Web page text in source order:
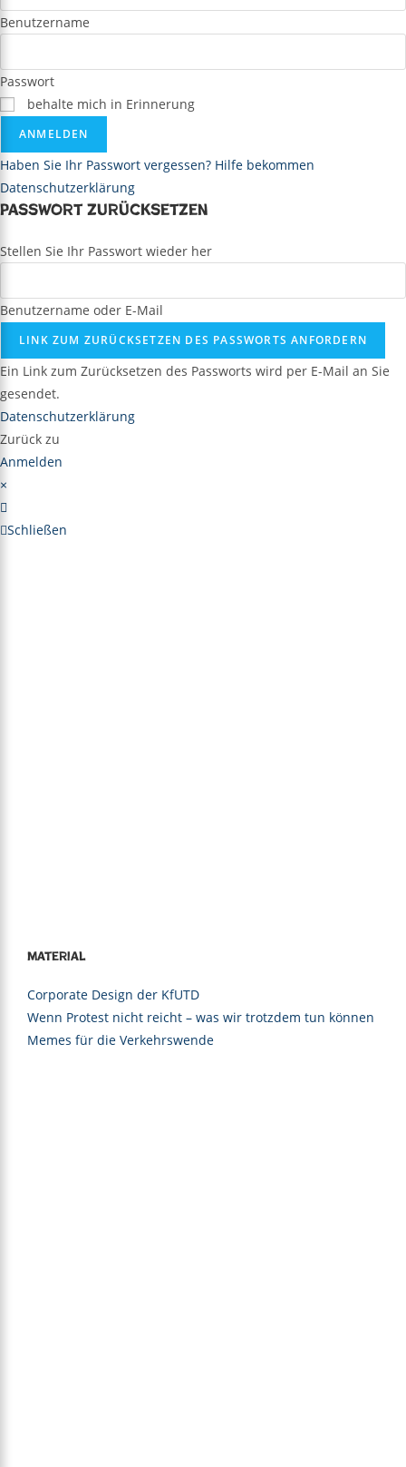
Benutzername
Passwort
behalte mich in Erinnerung
ANMELDEN
Haben Sie Ihr Passwort vergessen? Hilfe bekommen
Datenschutzerklärung
Passwort zurücksetzen
Stellen Sie Ihr Passwort wieder her
Benutzername oder E-Mail
LINK ZUM ZURÜCKSETZEN DES PASSWORTS ANFORDERN
Ein Link zum Zurücksetzen des Passworts wird per E-Mail an Sie
gesendet.
Datenschutzerklärung
Zurück zu
Anmelden
×
Schließen
Material
Corporate Design der KfUTD
Wenn Protest nicht reicht – was wir trotzdem tun können
Memes für die Verkehrswende